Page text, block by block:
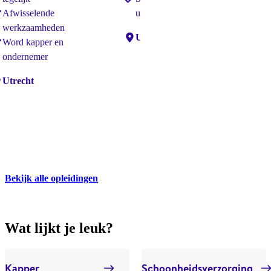
Afwisselende
werkzaamheden
Word kapper en
ondernemer
Utrecht
uitvoeren
Locaties:
Utrecht
Bekijk alle opleidingen
Wat lijkt je leuk?